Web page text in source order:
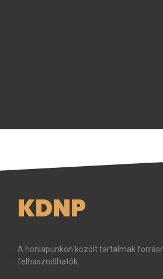
KDNP
A honlapunkon közölt tartalmak
felhasználhatók.